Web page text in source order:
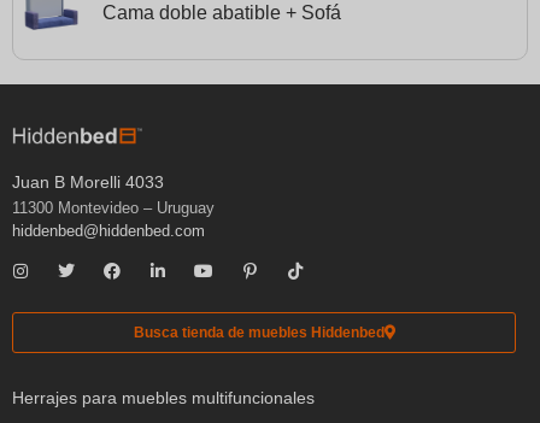
Cama doble abatible + Sofá
Juan B Morelli 4033
11300 Montevideo – Uruguay
hiddenbed@hiddenbed.com
Busca tienda de muebles Hiddenbed
Herrajes para muebles multifuncionales